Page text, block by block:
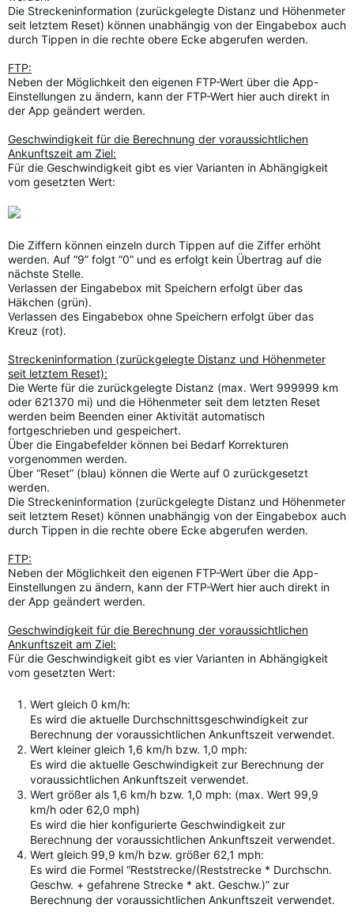
Die Streckeninformation (zurückgelegte Distanz und Höhenmeter
seit letztem Reset) können unabhängig von der Eingabebox auch
durch Tippen in die rechte obere Ecke abgerufen werden.
FTP:
Neben der Möglichkeit den eigenen FTP-Wert über die App-
Einstellungen zu ändern, kann der FTP-Wert hier auch direkt in
der App geändert werden.
Geschwindigkeit für die Berechnung der voraussichtlichen
Ankunftszeit am Ziel:
Für die Geschwindigkeit gibt es vier Varianten in Abhängigkeit
vom gesetzten Wert:
Die Ziffern können einzeln durch Tippen auf die Ziffer erhöht
werden. Auf “9” folgt “0” und es erfolgt kein Übertrag auf die
nächste Stelle.
Verlassen der Eingabebox mit Speichern erfolgt über das
Häkchen (grün).
Verlassen des Eingabebox ohne Speichern erfolgt über das
Kreuz (rot).
Streckeninformation (zurückgelegte Distanz und Höhenmeter
seit letztem Reset):
Die Werte für die zurückgelegte Distanz (max. Wert 999999 km
oder 621370 mi) und die Höhenmeter seit dem letzten Reset
werden beim Beenden einer Aktivität automatisch
fortgeschrieben und gespeichert.
Über die Eingabefelder können bei Bedarf Korrekturen
vorgenommen werden.
Über “Reset” (blau) können die Werte auf 0 zurückgesetzt
werden.
Die Streckeninformation (zurückgelegte Distanz und Höhenmeter
seit letztem Reset) können unabhängig von der Eingabebox auch
durch Tippen in die rechte obere Ecke abgerufen werden.
FTP:
Neben der Möglichkeit den eigenen FTP-Wert über die App-
Einstellungen zu ändern, kann der FTP-Wert hier auch direkt in
der App geändert werden.
Geschwindigkeit für die Berechnung der voraussichtlichen
Ankunftszeit am Ziel:
Für die Geschwindigkeit gibt es vier Varianten in Abhängigkeit
vom gesetzten Wert:
Wert gleich 0 km/h:
Es wird die aktuelle Durchschnittsgeschwindigkeit zur
Berechnung der voraussichtlichen Ankunftszeit verwendet.
Wert kleiner gleich 1,6 km/h bzw. 1,0 mph:
Es wird die aktuelle Geschwindigkeit zur Berechnung der
voraussichtlichen Ankunftszeit verwendet.
Wert größer als 1,6 km/h bzw. 1,0 mph: (max. Wert 99,9
km/h oder 62,0 mph)
Es wird die hier konfigurierte Geschwindigkeit zur
Berechnung der voraussichtlichen Ankunftszeit verwendet.
Wert gleich 99,9 km/h bzw. größer 62,1 mph:
Es wird die Formel “Reststrecke/(Reststrecke * Durchschn.
Geschw. + gefahrene Strecke * akt. Geschw.)” zur
Berechnung der voraussichtlichen Ankunftszeit verwendet.